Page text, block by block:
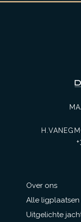
Over ons
Alle ligplaatsen
Uitgelichte